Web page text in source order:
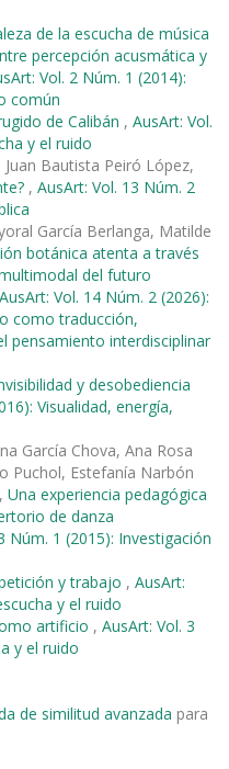
de la escucha de música
percepción acusmática y
Vol. 2 Núm. 1 (2014):
común
de Calibán , AusArt: Vol.
y el ruido
Bautista Peiró López,
, AusArt: Vol. 13 Núm. 2
García Berlanga, Matilde
botánica atenta a través
del futuro
AusArt: Vol. 14 Núm. 2 (2026):
como traducción,
pensamiento interdisciplinar
y desobediencia
Visualidad, energía,
García Chova, Ana Rosa
Puchol, Estefanía Narbón
Una experiencia pedagógica
de danza
Núm. 1 (2015): Investigación
y trabajo , AusArt:
y el ruido
artificio , AusArt: Vol. 3
y el ruido
de similitud avanzada para